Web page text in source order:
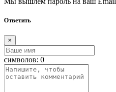
Ответить
×
символов: 0